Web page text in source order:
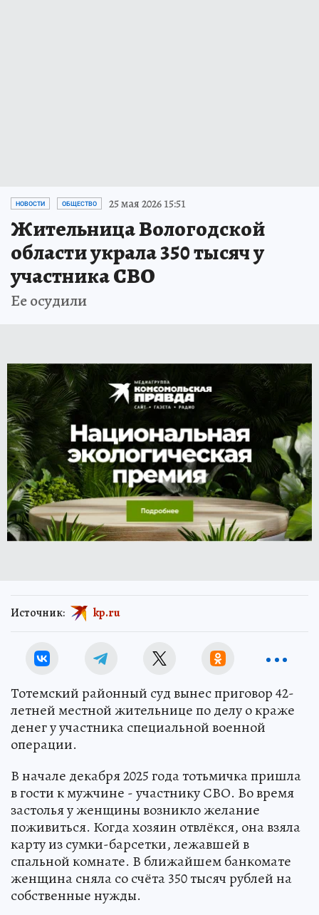
НОВОСТИ ОБЩЕСТВО 25 мая 2026 15:51
Жительница Вологодской
области украла 350 тысяч у
участника СВО
Ее осудили
Источник: kp.ru
Тотемский районный суд вынес приговор 42-
летней местной жительнице по делу о краже
денег у участника специальной военной
операции.
В начале декабря 2025 года тотьмичка пришла
в гости к мужчине - участнику СВО. Во время
застолья у женщины возникло желание
поживиться. Когда хозяин отвлёкся, она взяла
карту из сумки-барсетки, лежавшей в
спальной комнате. В ближайшем банкомате
женщина сняла со счёта 350 тысяч рублей на
собственные нужды.